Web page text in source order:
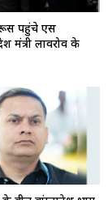
पहुंचे एस
मंत्री लावरोव के